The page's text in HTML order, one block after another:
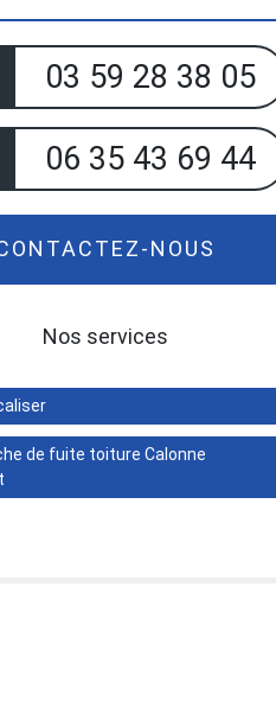
03 59 28 38 05
06 35 43 69 44
NOUS
Nos services
de fuite toiture Calonne